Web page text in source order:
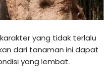
yang tidak terlalu
dari tanaman ini dapat
yang lembat.